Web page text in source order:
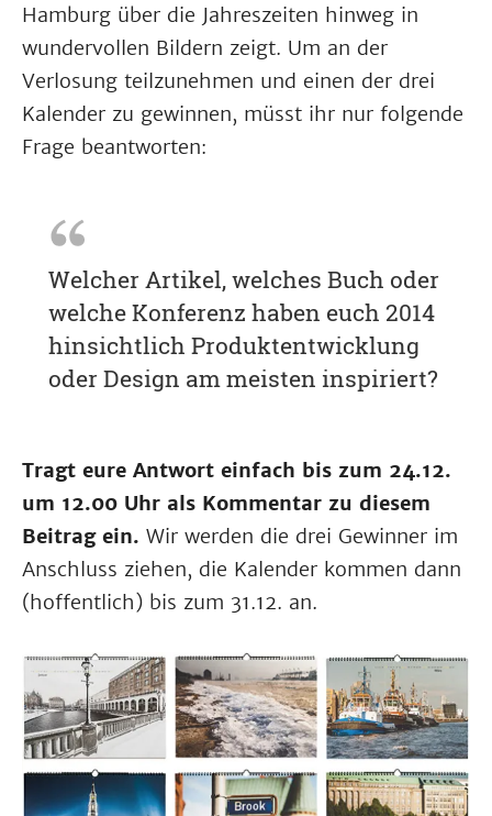
Hamburg über die Jahreszeiten hinweg in
wundervollen Bildern zeigt. Um an der
Verlosung teilzunehmen und einen der drei
Kalender zu gewinnen, müsst ihr nur folgende
Frage beantworten:
Welcher Artikel, welches Buch oder
welche Konferenz haben euch 2014
hinsichtlich Produktentwicklung
oder Design am meisten inspiriert?
Tragt eure Antwort einfach bis zum 24.12.
um 12.00 Uhr als Kommentar zu diesem
Beitrag ein. Wir werden die drei Gewinner im
Anschluss ziehen, die Kalender kommen dann
(hoffentlich) bis zum 31.12. an.